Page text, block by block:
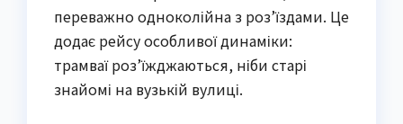
переважно одноколійна з роз’їздами. Це
додає рейсу особливої динаміки:
трамваї роз’їжджаються, ніби старі
знайомі на вузькій вулиці.